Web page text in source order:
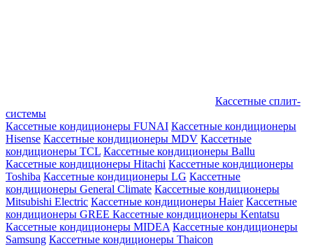
Кассетные сплит-
системы
Кассетные кондиционеры FUNAI Кассетные кондиционеры
Hisense Кассетные кондиционеры MDV Кассетные
кондиционеры TCL Кассетные кондиционеры Ballu
Кассетные кондиционеры Hitachi Кассетные кондиционеры
Toshiba Кассетные кондиционеры LG Кассетные
кондиционеры General Climate Кассетные кондиционеры
Mitsubishi Electric Кассетные кондиционеры Haier Кассетные
кондиционеры GREE Кассетные кондиционеры Kentatsu
Кассетные кондиционеры MIDEA Кассетные кондиционеры
Samsung Кассетные кондиционеры Thaicon